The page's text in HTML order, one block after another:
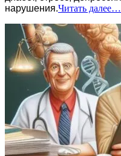
нарушения.Читать далее…